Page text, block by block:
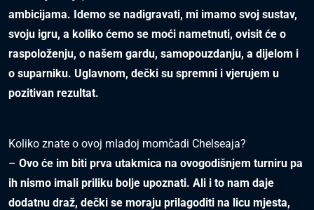
ambicijama. Idemo se nadigravati, mi imamo svoj sustav,
svoju igru, a koliko ćemo se moći nametnuti, ovisit će o
raspoloženju, o našem gardu, samopouzdanju, a dijelom i
o suparniku. Uglavnom, dečki su spremni i vjerujem u
pozitivan rezultat.
Koliko znate o ovoj mladoj momčadi Chelseaja?
– Ovo će im biti prva utakmica na ovogodišnjem turniru pa
ih nismo imali priliku bolje upoznati. Ali i to nam daje
dodatnu draž, dečki se moraju prilagoditi na licu mjesta,